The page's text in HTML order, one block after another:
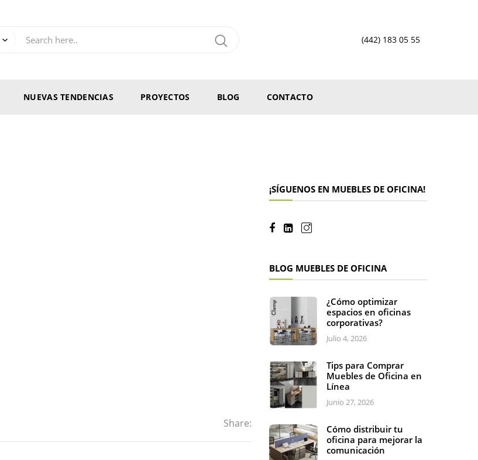
(442) 183 05 55
NUEVAS TENDENCIAS PROYECTOS BLOG CONTACTO
Share:
¡SÍGUENOS EN MUEBLES DE OFICINA!
BLOG MUEBLES DE OFICINA
¿Cómo optimizar
espacios en oficinas
corporativas?
Julio 4, 2026
Tips para Comprar
Muebles de Oficina en
Línea
Junio 27, 2026
Cómo distribuir tu
oficina para mejorar la
comunicación